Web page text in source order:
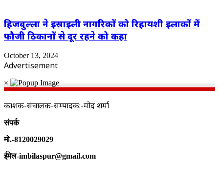
हिजबुल्ला ने इस्राइली नागरिकों को रिहायशी इलाकों में
फौजी ठिकानों से दूर रहने को कहा
October 13, 2024
Advertisement
×
प्रकाशक-संचालक-सम्पादक:-प्रमोद शर्मा
संपर्क
मो.-8120029029
ईमेल-imbilaspur@gmail.com